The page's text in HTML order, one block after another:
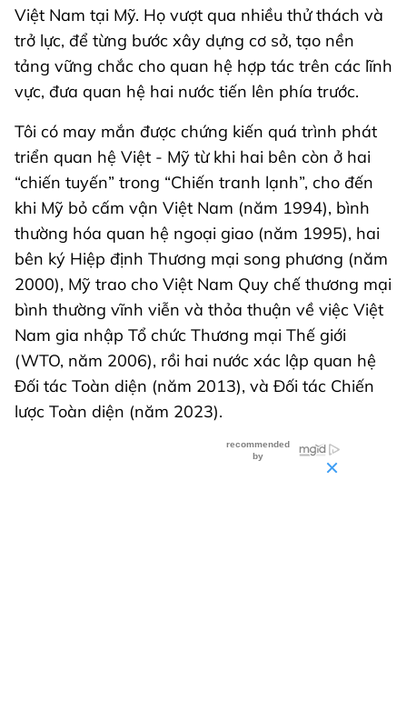
Việt Nam tại Mỹ. Họ vượt qua nhiều thử thách và
trở lực, để từng bước xây dựng cơ sở, tạo nền
tảng vững chắc cho quan hệ hợp tác trên các lĩnh
vực, đưa quan hệ hai nước tiến lên phía trước.
Tôi có may mắn được chứng kiến quá trình phát
triển quan hệ Việt - Mỹ từ khi hai bên còn ở hai
“chiến tuyến” trong “Chiến tranh lạnh”, cho đến
khi Mỹ bỏ cấm vận Việt Nam (năm 1994), bình
thường hóa quan hệ ngoại giao (năm 1995), hai
bên ký Hiệp định Thương mại song phương (năm
2000), Mỹ trao cho Việt Nam Quy chế thương mại
bình thường vĩnh viễn và thỏa thuận về việc Việt
Nam gia nhập Tổ chức Thương mại Thế giới
(WTO, năm 2006), rồi hai nước xác lập quan hệ
Đối tác Toàn diện (năm 2013), và Đối tác Chiến
lược Toàn diện (năm 2023).